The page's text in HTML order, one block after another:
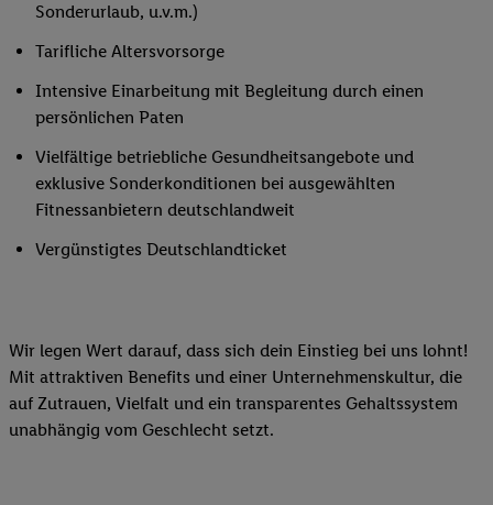
Sonderurlaub, u.v.m.)
Tarifliche Altersvorsorge
Intensive Einarbeitung mit Begleitung durch einen
persönlichen Paten
Vielfältige betriebliche Gesundheitsangebote und
exklusive Sonderkonditionen bei ausgewählten
Fitnessanbietern deutschlandweit
Vergünstigtes Deutschlandticket
Wir legen Wert darauf, dass sich dein Einstieg bei uns lohnt!
Mit attraktiven Benefits und einer Unternehmenskultur, die
auf Zutrauen, Vielfalt und ein transparentes Gehaltssystem
unabhängig vom Geschlecht setzt.